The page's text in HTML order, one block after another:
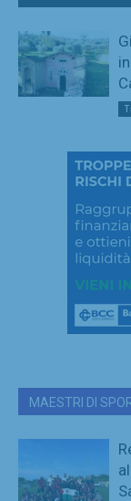
MAESTRI DI